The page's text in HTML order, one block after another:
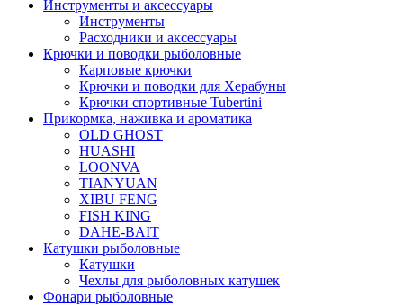
Инструменты и аксессуары
Инструменты
Расходники и аксессуары
Крючки и поводки рыболовные
Карповые крючки
Крючки и поводки для Херабуны
Крючки спортивные Tubertini
Прикормка, наживка и ароматика
OLD GHOST
HUASHI
LOONVA
TIANYUAN
XIBU FENG
FISH KING
DAHE-BAIT
Катушки рыболовные
Катушки
Чехлы для рыболовных катушек
Фонари рыболовные